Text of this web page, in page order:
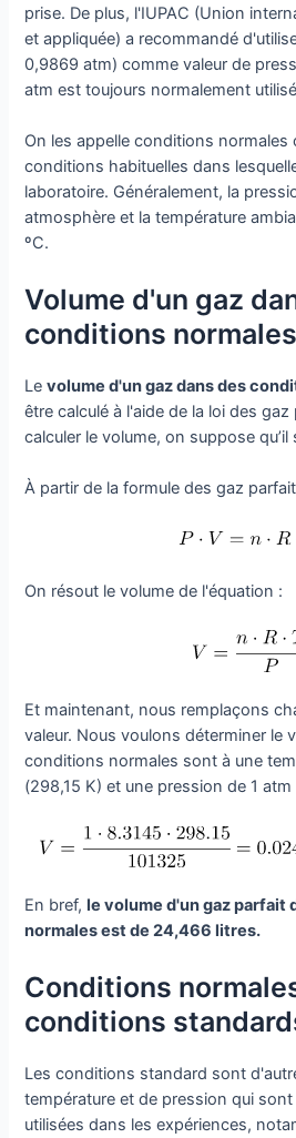
prise. De plus, l'IUPAC (Union
et appliquée) a recommandé
0,9869 atm) comme valeur de
atm est toujours normalement
On les appelle conditions normales
conditions habituelles dans
laboratoire. Généralement, la
atmosphère et la température
ºC.
Volume d'un gaz
conditions normales
Levolume d'un gaz dans des
être calculé à l'aide de la loi des
calculer le volume, on suppose qu’il
À partir de la formule des gaz
On résout le volume de l'équation :
Et maintenant, nous remplaçons
valeur. Nous voulons déterminer le
conditions normales sont à une
(298,15 K) et une pression de 1
En bref,le volume d'un gaz parfait
normales est de 24,466 litres.
Conditions
conditions
Les conditions standard sont
température et de pression qui
utilisées dans les expériences,